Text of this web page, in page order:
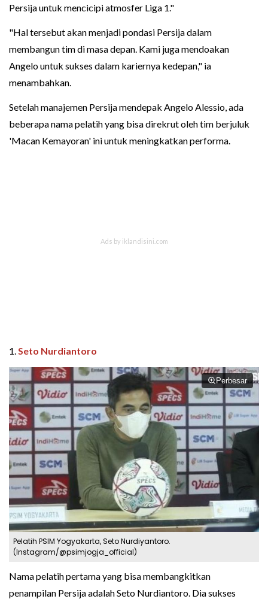
Persija untuk mencicipi atmosfer Liga 1."
"Hal tersebut akan menjadi pondasi Persija dalam
membangun tim di masa depan. Kami juga mendoakan
Angelo untuk sukses dalam kariernya kedepan," ia
menambahkan.
Setelah manajemen Persija mendepak Angelo Alessio, ada
beberapa nama pelatih yang bisa direkrut oleh tim berjuluk
'Macan Kemayoran' ini untuk meningkatkan performa.
1.Seto Nurdiantoro
Perbesar
Pelatih PSIM Yogyakarta, Seto Nurdiyantoro.
(Instagram/@psimjogja_official)
Nama pelatih pertama yang bisa membangkitkan
penampilan Persija adalah Seto Nurdiantoro. Dia sukses